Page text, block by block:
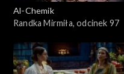
Al-Chemik
Randka Mirmiła, odcinek 97